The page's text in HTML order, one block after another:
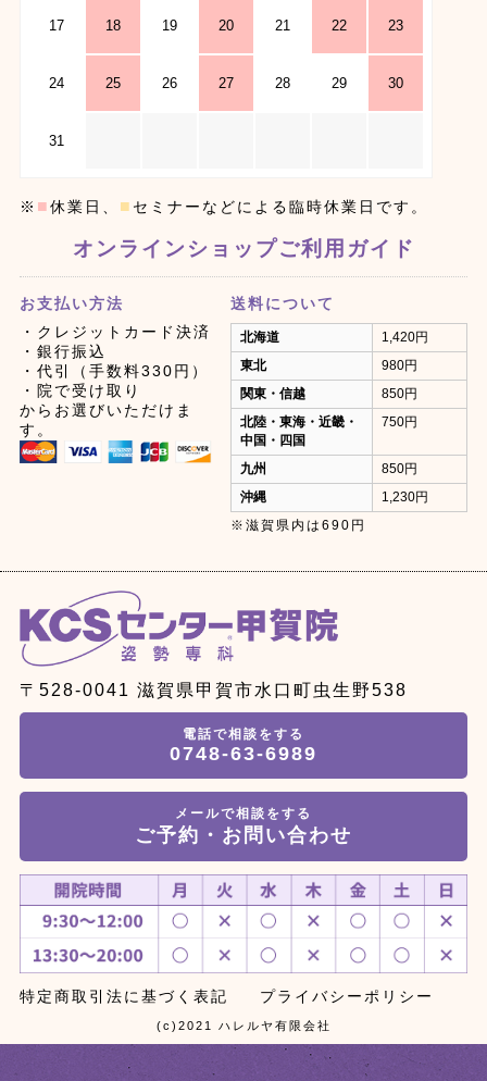
17 18 19 20 21 22 23
24 25 26 27 28 29 30
31
※ ■ 休業日、 ■ セミナーなどによる臨時休業日です。
オンラインショップご利用ガイド
お支払い方法
・クレジットカード決済
・銀行振込
・代引（手数料330円）
・院で受け取り
からお選びいただけま
す。
送料について
北海道
1,420円
東北
980円
関東・信越
850円
北陸・東海・近畿・
中国・四国
750円
九州
850円
沖縄
1,230円
※滋賀県内は690円
〒528-0041 滋賀県甲賀市水口町虫生野538
電話で相談をする
0748-63-6989
メールで相談をする
ご予約・お問い合わせ
特定商取引法に基づく表記 プライバシーポリシー
(c)2021 ハレルヤ有限会社